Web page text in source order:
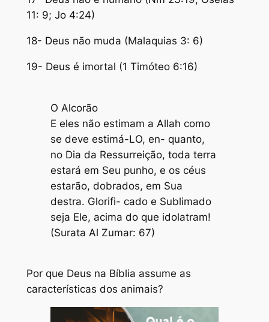
11: 9; Jo 4:24)
18- Deus não muda (Malaquias 3: 6)
19- Deus é imortal (1 Timóteo 6:16)
O Alcorão
E eles não estimam a Allah como
se deve estimá-LO, en- quanto,
no Dia da Ressurreição, toda terra
estará em Seu punho, e os céus
estarão, dobrados, em Sua
destra. Glorifi- cado e Sublimado
seja Ele, acima do que idolatram!
(Surata Al Zumar: 67)
Por que Deus na Bíblia assume as
características dos animais?